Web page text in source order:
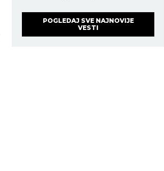
POGLEDAJ SVE NAJNOVIJE
VESTI